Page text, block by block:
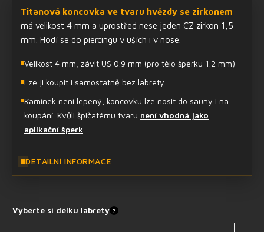
Titanová koncovka ve tvaru hvězdy se zirkonem
má velikost 4 mm a uprostřed nese jeden CZ zirkon 1,5
mm. Hodí se do piercingu v uších i v nose.
Velikost 4 mm, závit US 0.9 mm (pro tělo šperku 1.2 mm)
Lze ji koupit i samostatně bez labrety.
Kamínek není lepený, koncovku lze nosit do sauny i na
koupání. Kvůli špičatému tvaru není vhodná jako
aplikační šperk
DETAILNÍ INFORMACE
Vyberte si délku labrety ?